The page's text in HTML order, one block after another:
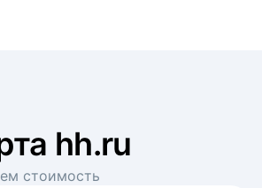
hh.ru
стоимость